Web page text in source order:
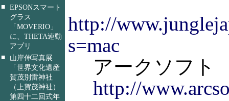
■ EPSONスマート
グラス
「MOVERIO」
に、THETA連動
アプリ
■
山岸伸写真展
「世界文化遺産
賀茂別雷神社
（上賀茂神社）
第四十二回式年
http://
s=mac
アークソフト
http://